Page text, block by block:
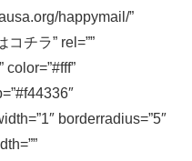
happymail/”
チラ” rel=””
color=”#fff”
borderradius=”5″